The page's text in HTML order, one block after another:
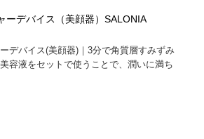
ーデバイス（美顔器）SALONIA
デバイス(美顔器)｜3分で角質層すみずみ
容液をセットで使うことで、潤いに満ち